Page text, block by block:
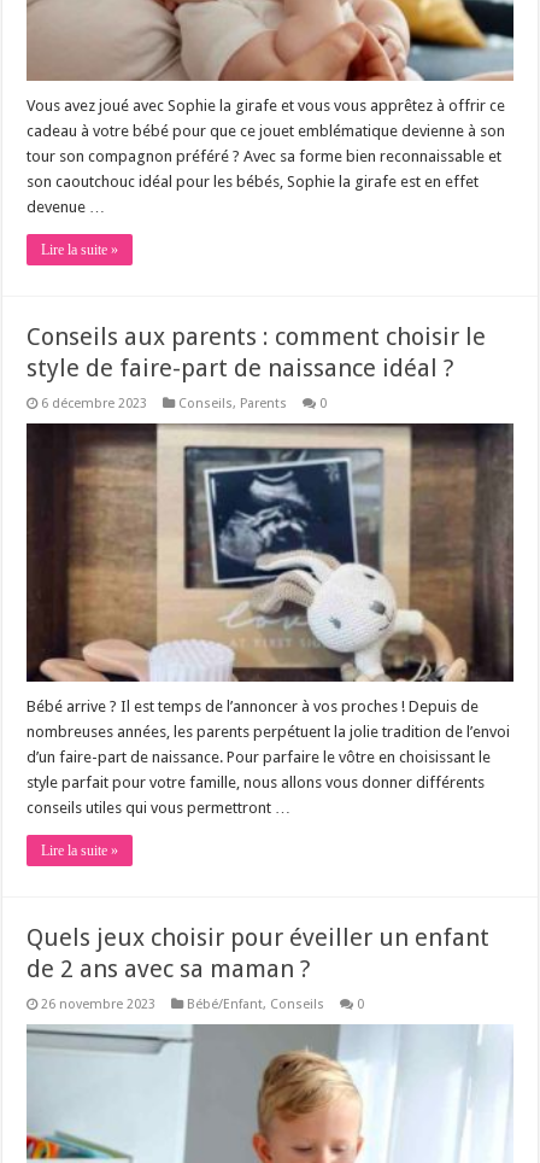
Vous avez joué avec Sophie la girafe et vous vous apprêtez à offrir ce
cadeau à votre bébé pour que ce jouet emblématique devienne à son
tour son compagnon préféré ? Avec sa forme bien reconnaissable et
son caoutchouc idéal pour les bébés, Sophie la girafe est en effet
devenue …
Lire la suite »
Conseils aux parents : comment choisir le
style de faire-part de naissance idéal ?
6 décembre 2023 Conseils, Parents 0
Bébé arrive ? Il est temps de l’annoncer à vos proches ! Depuis de
nombreuses années, les parents perpétuent la jolie tradition de l’envoi
d’un faire-part de naissance. Pour parfaire le vôtre en choisissant le
style parfait pour votre famille, nous allons vous donner différents
conseils utiles qui vous permettront …
Lire la suite »
Quels jeux choisir pour éveiller un enfant
de 2 ans avec sa maman ?
26 novembre 2023 Bébé/Enfant, Conseils 0